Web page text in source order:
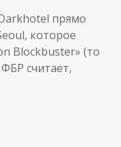
прямо
которое
Blockbuster» (то
считает,